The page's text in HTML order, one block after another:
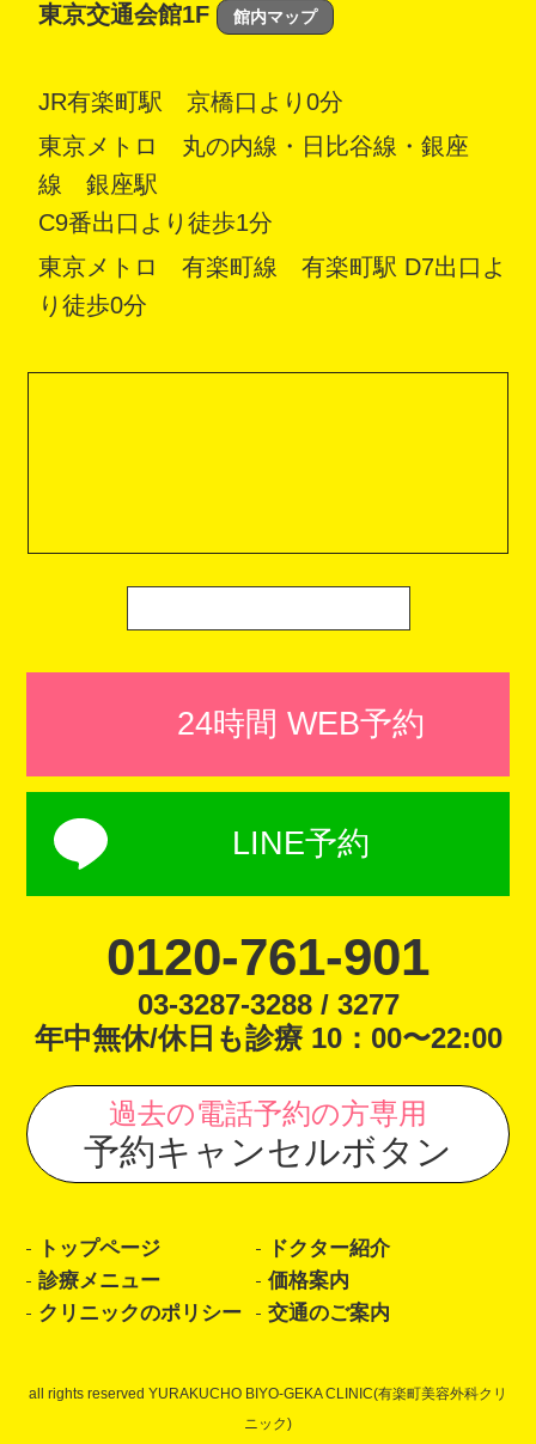
東京交通会館1F
館内マップ
JR有楽町駅 京橋口より0分
東京メトロ 丸の内線・日比谷線・銀座
線 銀座駅
C9番出口より徒歩1分
東京メトロ 有楽町線 有楽町駅 D7出口よ
り徒歩0分
24時間 WEB予約
LINE予約
0120-761-901
03-3287-3288 / 3277
年中無休/休日も診療 10：00〜22:00
過去の電話予約の方専用
予約キャンセルボタン
トップページ
ドクター紹介
診療メニュー
価格案内
クリニックのポリシー
交通のご案内
all rights reserved YURAKUCHO BIYO-GEKA CLINIC(有楽町美容外科クリ
ニック)